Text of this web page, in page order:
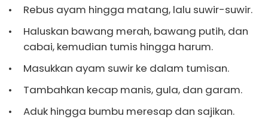
Rebus ayam hingga matang, lalu suwir-suwir.
Haluskan bawang merah, bawang putih, dan
cabai, kemudian tumis hingga harum.
Masukkan ayam suwir ke dalam tumisan.
Tambahkan kecap manis, gula, dan garam.
Aduk hingga bumbu meresap dan sajikan.